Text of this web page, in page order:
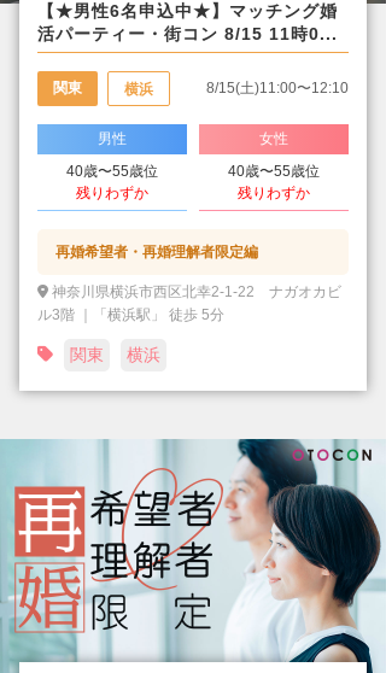
【★男性6名申込中★】マッチング婚
活パーティー・街コン 8/15 11時0...
関東 横浜 8/15(土)11:00〜12:10
男性
40歳〜55歳位
残りわずか
女性
40歳〜55歳位
残りわずか
再婚希望者・再婚理解者限定編
神奈川県横浜市西区北幸2-1-22 ナガオカビ
ル3階 ｜「横浜駅」 徒歩 5分
関東 横浜